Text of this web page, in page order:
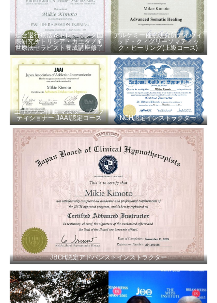
総合退行療法＆トレーニング国
際研究所トリシア・カエタノ前
世療法セラピスト養成講座修了
アルケミー催眠研究所デイヴィ
ッド・クィグリーソマティッ
ク・ヒーリング(上級コース)
エリクソン催眠 マスタープラク
ティショナー JAAI認定コース
NGH認定インストラクター
JBCH認定アドバンストインストラクター